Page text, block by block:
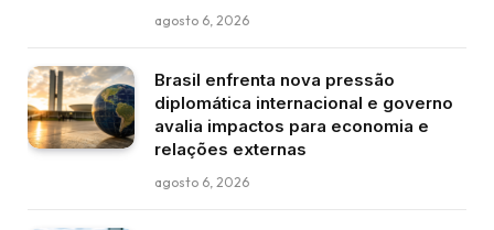
agosto 6, 2026
Brasil enfrenta nova pressão
diplomática internacional e governo
avalia impactos para economia e
relações externas
agosto 6, 2026